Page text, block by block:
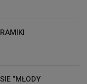
“MŁODY